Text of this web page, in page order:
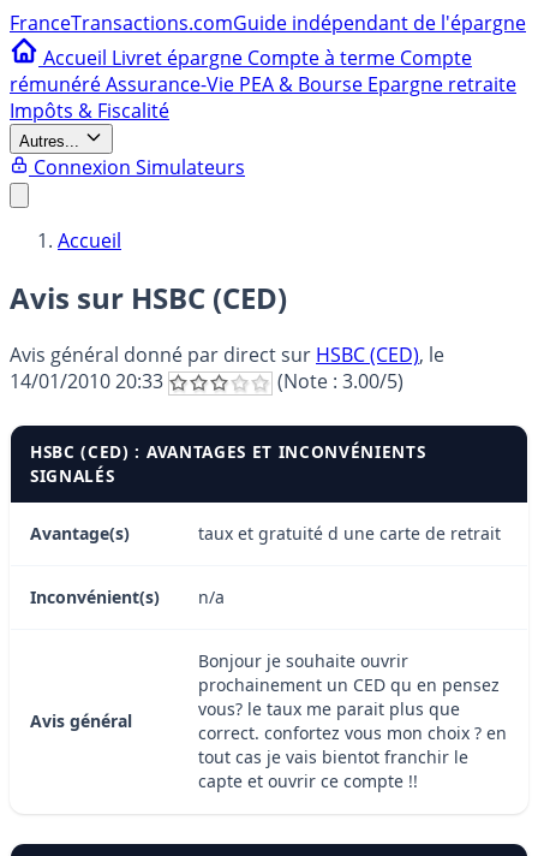
FranceTransactions.comGuide indépendant de l'épargne
Accueil Livret épargne Compte à terme Compte
rémunéréAssurance-Vie PEA & Bourse Epargne retraite
Impôts & Fiscalité
Autres...
Connexion Simulateurs
Accueil
Avis sur HSBC (CED)
Avis général donné par directsur HSBC (CED), le
14/01/2010 20:33
(Note : 3.00/5)
HSBC (CED) : AVANTAGES ET INCONVÉNIENTS
SIGNALÉS
Avantage(s) taux et gratuité d une carte de retrait
Inconvénient(s) n/a
Avis général
Bonjour je souhaite ouvrir
prochainement un CED qu en pensez
vous? le taux me parait plus que
correct. confortez vous mon choix ? en
tout cas je vais bientot franchir le
capte et ouvrir ce compte !!